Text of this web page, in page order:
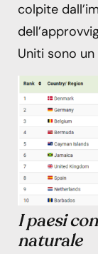
colpite
Uniti sono
I paesi
naturale